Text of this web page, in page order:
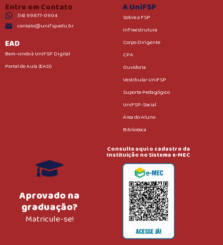
Entre em Contato
(14) 99877-0904
contato@unifsp.edu.br
EAD
Bem-vindo à UniFSP Digital
Portal de Aula (EAD)
A UniFSP
Sobre a FSP
Infraestrutura
Corpo Dirigente
CPA
Ouvidoria
Vestibular UniFSP
Suporte Pedagógico
UniFSP-Social
Área do Aluno
Biblioteca
Aprovado na
graduação?
Matricule-se!
Consulte aqui o cadastro da
Instituição no Sistema e-MEC